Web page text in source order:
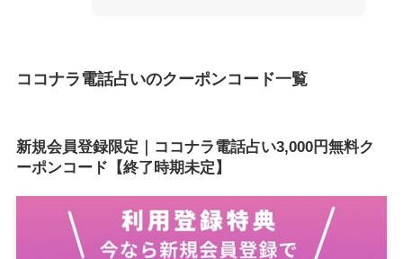
ココナラ電話占いのクーポンコード一覧
新規会員登録限定｜ココナラ電話占い3,000円無料ク
ーポンコード【終了時期未定】